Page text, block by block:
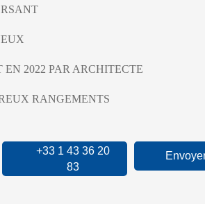
EN 2022 PAR ARCHITECTE
RANGEMENTS
+33 1 43 36 20
83